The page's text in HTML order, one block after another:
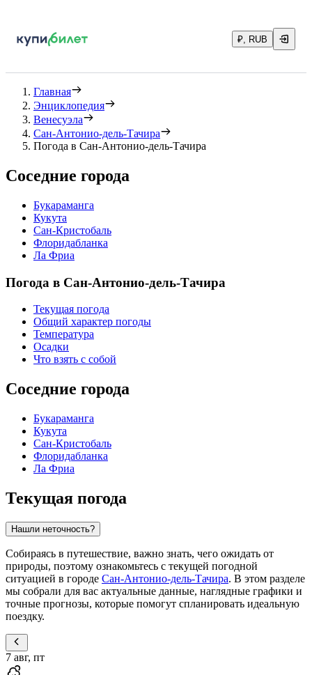
₽, RUB
Главная
Энциклопедия
Венесуэла
Сан-Антонио-дель-Тачира
Погода в Сан-Антонио-дель-Тачира
Соседние города
Букараманга
Кукута
Сан-Кристобаль
Флоридабланка
Ла Фриа
Погода в Сан-Антонио-дель-Тачира
Текущая погода
Общий характер погоды
Температура
Осадки
Что взять с собой
Соседние города
Букараманга
Кукута
Сан-Кристобаль
Флоридабланка
Ла Фриа
Текущая погода
Нашли неточность?
Собираясь в путешествие, важно знать, чего ожидать от
природы, поэтому ознакомьтесь с текущей погодной
ситуацией в городе Сан-Антонио-дель-Тачира. В этом разделе
мы собрали для вас актуальные данные, наглядные графики и
точные прогнозы, которые помогут спланировать идеальную
поездку.
7 авг, пт